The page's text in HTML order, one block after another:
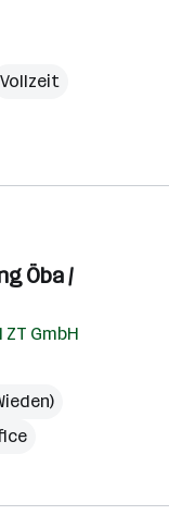
Vollzeit
Öba /
ZT GmbH